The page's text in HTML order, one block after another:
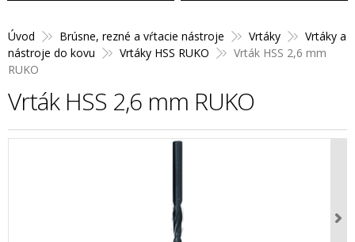
Úvod Brúsne, rezné a vŕtacie nástroje Vrtáky
Vrtáky a
nástroje do kovu
Vrtáky HSS RUKO
Vrták HSS 2,6 mm
RUKO
Vrták HSS 2,6 mm RUKO